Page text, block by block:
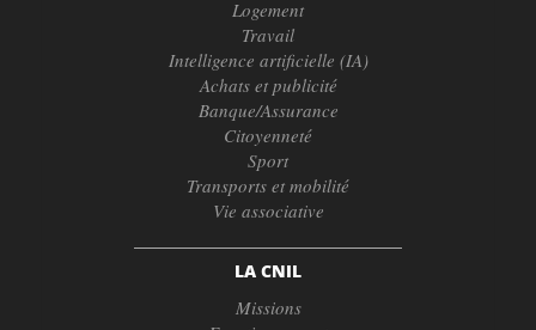
Logement
Travail
Intelligence artificielle (IA)
Achats et publicité
Banque/Assurance
Citoyenneté
Sport
Transports et mobilité
Vie associative
LA CNIL
Missions